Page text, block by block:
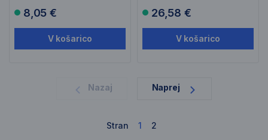
8,05 €
V košarico
26,58 €
V košarico
Nazaj Naprej
Stran 1 2